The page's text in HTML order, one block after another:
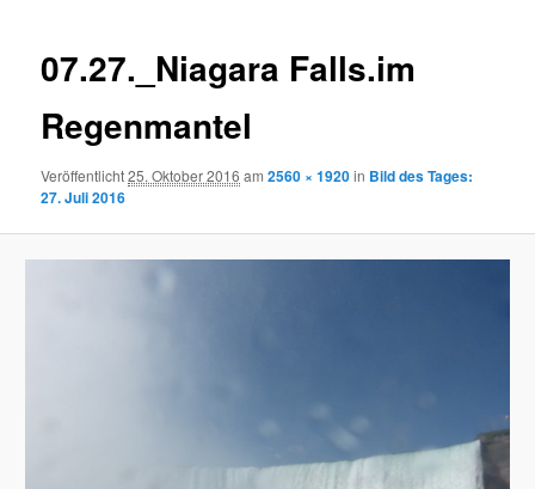
07.27._Niagara Falls.im
Regenmantel
Veröffentlicht25. Oktober 2016 am2560 × 1920in Bild des Tages:
27. Juli 2016